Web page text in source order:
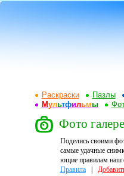
Раскраски
Пазлы
Мультфильмы
Фото
Поделись своими
самые удачные
ющие правилам наш
Правила|